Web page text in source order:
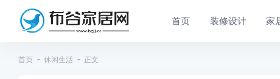
首页 装修设计 家
首页 休闲生活 正文